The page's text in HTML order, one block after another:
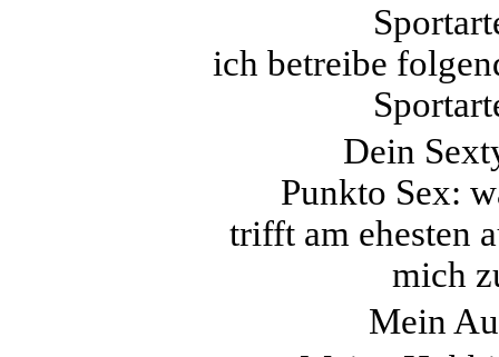
ich betreibe
Dein
Punkto Sex:
trifft am ehesten
mich
Mein